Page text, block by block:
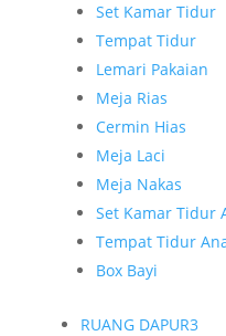
Set Kamar Tidur
Tempat Tidur
Lemari Pakaian
Meja Rias
Cermin Hias
Meja Laci
Meja Nakas
Set Kamar Tidur
Tempat Tidur
Box Bayi
RUANG DAPUR3